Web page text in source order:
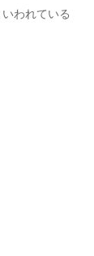
われている